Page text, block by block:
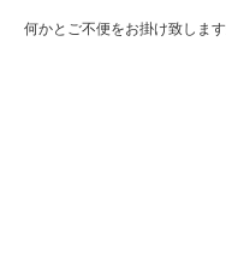
何かとご不便をお掛け致しま